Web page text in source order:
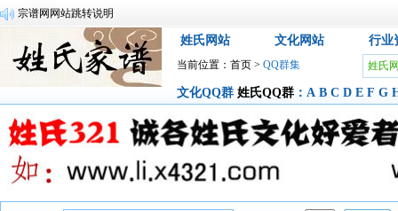
免责申明
姓氏网站 文化网站 行业
当前位置： 首页 > QQ群集 姓氏
文化QQ群 姓氏QQ群 ： A B C D E F G